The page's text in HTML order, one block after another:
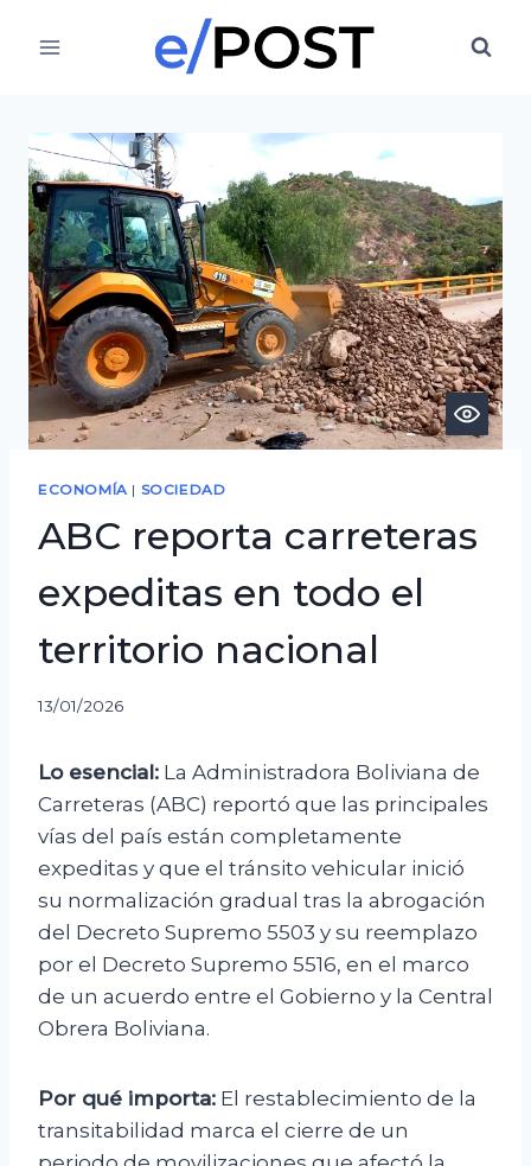
ECONOMÍA | SOCIEDAD
ABC reporta carreteras
expeditas en todo el
territorio nacional
13/01/2026
Lo esencial: La Administradora Boliviana de
Carreteras (ABC) reportó que las principales
vías del país están completamente
expeditas y que el tránsito vehicular inició
su normalización gradual tras la abrogación
del Decreto Supremo 5503 y su reemplazo
por el Decreto Supremo 5516, en el marco
de un acuerdo entre el Gobierno y la Central
Obrera Boliviana.
Por qué importa: El restablecimiento de la
transitabilidad marca el cierre de un